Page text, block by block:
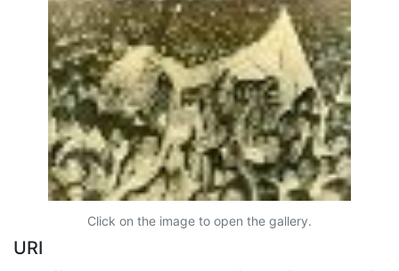
Click on the image to open the gallery.
URI